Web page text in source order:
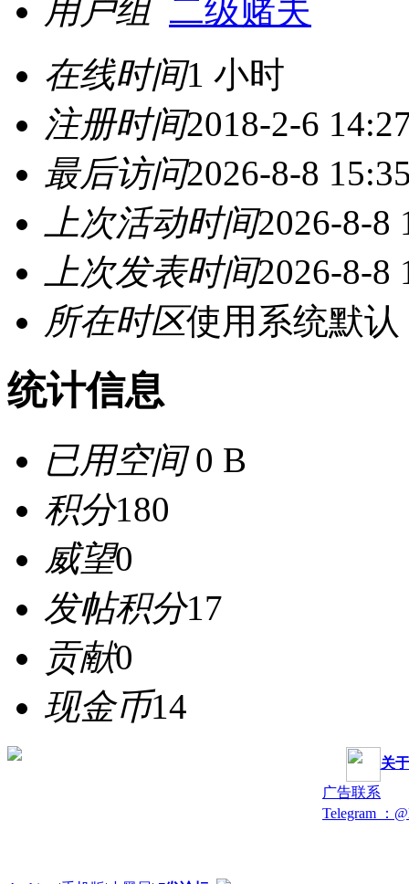
用户组 二级赌夫
在线时间1 小时
注册时间2018-2-6
最后访问2026-8-8
上次活动时间2026-8-8
上次发表时间2026-8-8
所在时区使用系统默认
统计信息
已用空间0 B
积分180
威望0
发帖积分17
贡献0
现金币14
关
广告联系
Telegram ：